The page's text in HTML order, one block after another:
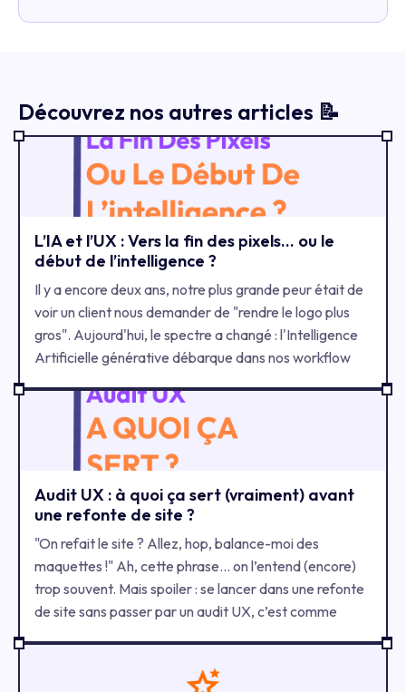
Découvrez nos autres articles 📝
​L’IA et l’UX : Vers la fin des pixels... ou le
début de l’intelligence ?
Il y a encore deux ans, notre plus grande peur était de
voir un client nous demander de "rendre le logo plus
gros". Aujourd'hui, le spectre a changé : l'Intelligence
Artificielle générative débarque dans nos workflow
porcelaine (ou d'un bot sur une landing page non
optimisée). ​Alors, faut-il ranger nos licences Figma au
placard ? Chez Wolfox, on a plutôt décidé de regarder
sous le capot.
Audit UX : à quoi ça sert (vraiment) avant
une refonte de site ?
"On refait le site ? Allez, hop, balance-moi des
maquettes !" Ah, cette phrase… on l’entend (encore)
trop souvent. Mais spoiler : se lancer dans une refonte
de site sans passer par un audit UX, c’est comme
vite. Chez Wolfox, on vous explique pourquoi l’audit